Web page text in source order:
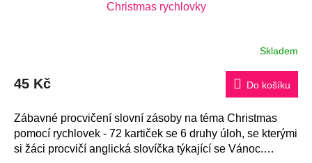
Christmas rychlovky
Skladem
45 Kč Do košíku
Zábavné procvičení slovní zásoby na téma Christmas
pomocí rychlovek - 72 kartiček se 6 druhy úloh, se kterými
si žáci procvičí anglická slovíčka týkající se Vánoc.